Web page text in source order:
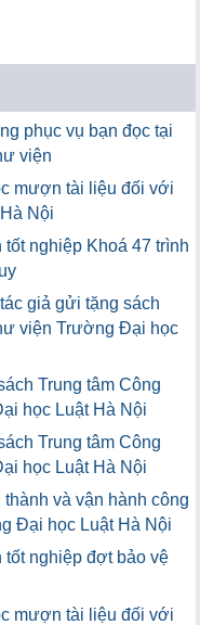
phục vụ bạn đọc tại
viện
mượn tài liệu đối với
Nội
nghiệp Khoá 47 trình
giả gửi tặng sách
viện Trường Đại học
Trung tâm Công
học Luật Hà Nội
Trung tâm Công
học Luật Hà Nội
và vận hành công
Đại học Luật Hà Nội
tốt nghiệp đợt bảo vệ
mượn tài liệu đối với